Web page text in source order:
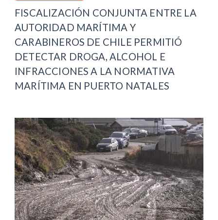
FISCALIZACIÓN CONJUNTA ENTRE LA
AUTORIDAD MARÍTIMA Y
CARABINEROS DE CHILE PERMITIÓ
DETECTAR DROGA, ALCOHOL E
INFRACCIONES A LA NORMATIVA
MARÍTIMA EN PUERTO NATALES